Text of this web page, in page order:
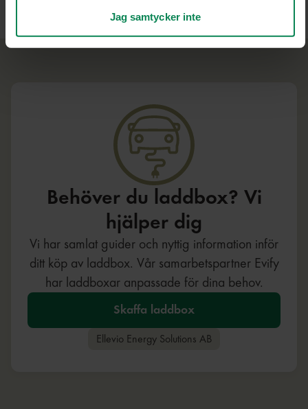
mottagarna av vår marknadsföring.
Jag samtycker inte
Behöver du laddbox? Vi
hjälper dig
Vi har samlat guider och nyttig information inför
ditt köp av laddbox. Vår samarbetspartner Evify
har laddboxar anpassade för dina behov.
Skaffa laddbox
Ellevio Energy Solutions AB